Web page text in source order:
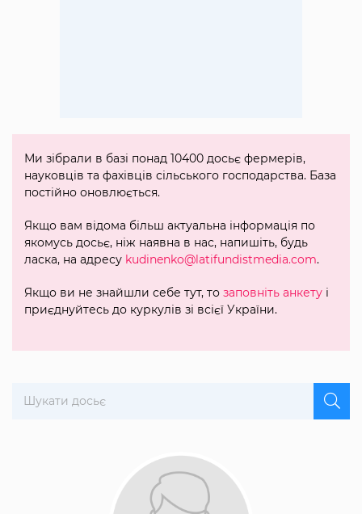
Ми зібрали в базі понад 10400 досьє фермерів,
науковців та фахівців сільського господарства. База
постійно оновлюється.
Якщо вам відома більш актуальна інформація по
якомусь досьє, ніж наявна в нас, напишіть, будь
ласка, на адресу kudinenko@latifundistmedia.com.
Якщо ви не знайшли себе тут, то заповніть анкету і
приєднуйтесь до куркулів зі всієї України.